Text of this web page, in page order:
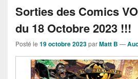
Sorties des Comics
du 18 Octobre 2023 !!!
Posté le 19 octobre 2023parMatt B —